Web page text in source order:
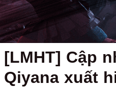
[LMHT] Cập
Qiyana xuất